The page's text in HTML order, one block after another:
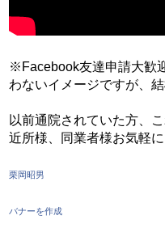
※Facebook友達申請大歓
わないイメージですが、
以前通院されていた方、
近所様、同業者様お気軽
栗岡昭男
バナーを作成